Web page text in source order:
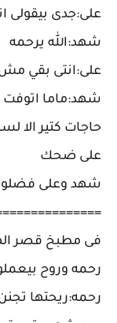
على:جدى بيقولى
شهد:الله يرحمه
على:انتى بقي
شهد:ماما اتوفت
حاجات كتير الا
على ضحك
شهد وعلى فضلو
فى مطبخ قصر
رحمه وروح
رحمه:ريحتها